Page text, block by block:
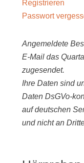
Registrieren
Passwort
Angemeldete
E-Mail das
zugesendet.
Ihre Daten sind
Daten DsGVo-
auf deutschen
und nicht an